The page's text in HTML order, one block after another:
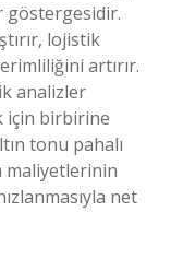
göstergesidir.
lojistik
artırır.
analizler
için birbirine
tonu pahalı
maliyetlerinin
net